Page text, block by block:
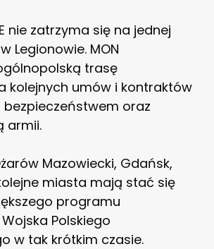
nie zatrzyma się na jednej
Legionowie. MON
trasę
kolejnych umów i kontraktów
bezpieczeństwem oraz
armii.
Mazowiecki, Gdańsk,
miasta mają stać się
programu
Polskiego
w tak krótkim czasie.